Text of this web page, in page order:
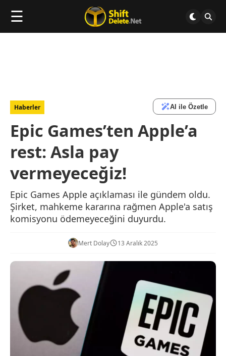
☰
Haberler AI ile Özetle
Epic Games’ten Apple’a
rest: Asla pay
vermeyeceğiz!
Epic Games Apple açıklaması ile gündem oldu.
Şirket, mahkeme kararına rağmen Apple'a satış
komisyonu ödemeyeceğini duyurdu.
Mert Dolay 13 Aralık 2025